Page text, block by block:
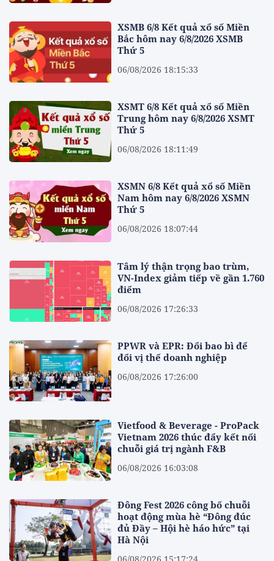
XSMB 6/8 Kết quả xổ số Miền
Bắc hôm nay 6/8/2026 XSMB
Thứ 5
06/08/2026 18:15:33
XSMT 6/8 Kết quả xổ số Miền
Trung hôm nay 6/8/2026 XSMT
Thứ 5
06/08/2026 18:11:49
XSMN 6/8 Kết quả xổ số Miền
Nam hôm nay 6/8/2026 XSMN
Thứ 5
06/08/2026 18:07:44
Tâm lý thận trọng bao trùm,
VN-Index giảm tiếp về gần 1.760
điểm
06/08/2026 17:26:33
PPWR và EPR: Đổi bao bì để
đổi vị thế doanh nghiệp
06/08/2026 17:26:00
Vietfood & Beverage - ProPack
Vietnam 2026 thúc đẩy kết nối
chuỗi giá trị ngành F&B
06/08/2026 16:03:08
Đông Fest 2026 công bố chuỗi
hoạt động mùa hè “Đông đúc
đủ Đầy – Hội hè háo hức” tại
Hà Nội